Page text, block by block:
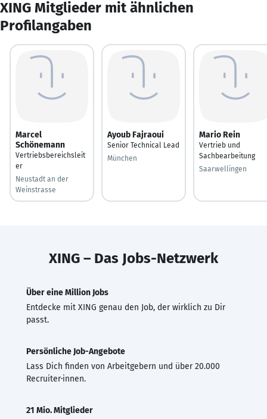
XING Mitglieder mit ähnlichen
Profilangaben
Marcel
Schönemann
Vertriebsbereichsleit
er
Neustadt an der
Weinstrasse
Ayoub Fajraoui
Senior Technical Lead
München
Mario Rein
Vertrieb und
Sachbearbeitung
Saarwellingen
XING – Das Jobs-Netzwerk
Über eine Million Jobs
Entdecke mit XING genau den Job, der wirklich zu Dir
passt.
Persönliche Job-Angebote
Lass Dich finden von Arbeitgebern und über 20.000
Recruiter·innen.
21 Mio. Mitglieder